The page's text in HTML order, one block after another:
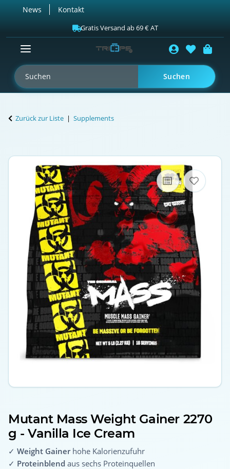
News Kontakt
Gratis Versand ab 69 € AT
Suchen
Zurück zur Liste Supplements
Mutant Mass Weight Gainer 2270
g - Vanilla Ice Cream
✓ Weight Gainerhohe Kalorienzufuhr
✓ Proteinblend aus sechs Proteinquellen